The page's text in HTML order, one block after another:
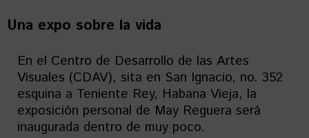
Una expo sobre la vida
En el Centro de Desarrollo de las Artes
Visuales (CDAV), sita en San Ignacio, no. 352
esquina a Teniente Rey, Habana Vieja, la
exposición personal de May Reguera será
inaugurada dentro de muy poco.